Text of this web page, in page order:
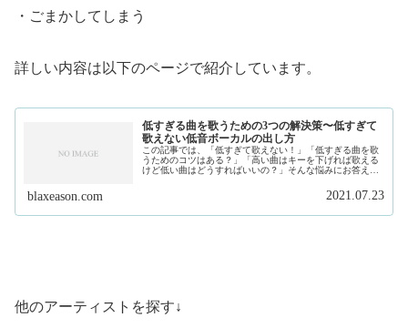
・ごまかしてしまう
詳しい内容は以下のページで紹介しています。
低すぎる曲を歌うための3つの解決策〜低すぎて
歌えない低音ボーカルの出し方
この記事では、「低すぎて歌えない！」「低すぎる曲を歌
うためのコツはある？」「高い曲はキーを下げれば歌える
けど低い曲はどうすればいいの？」そんな悩みにお答えし
blaxeason.com 2021.07.23
他のアーティストを探す↓